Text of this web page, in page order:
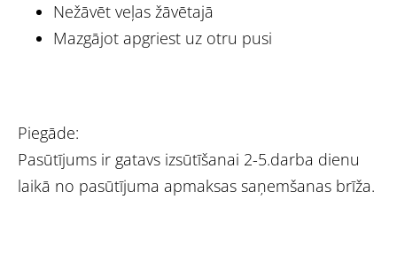
Nežāvēt veļas žāvētajā
Mazgājot apgriest uz otru pusi
Piegāde:
Pasūtījums ir gatavs izsūtīšanai 2-5.darba dienu
laikā no pasūtījuma apmaksas saņemšanas brīža.